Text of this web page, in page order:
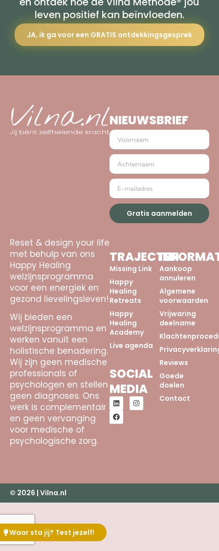
leven positief kan beïnvloeden.
JA, ik ga voor een GRATIS ontdekkingsgesprek
Waar sta jij? Test jezelf!
NIEUWSBRIEF
Gratis aanmelden
Reset & design your life
met behulp van ons
Happy Healing
welzijnsprogramma
voor een energiek en
gezond lievelingsleven!
Wij bieden een
welzijnsprogramma en
werken vanuit een
holistische benadering.
Wij zijn geen medische
professionals of
psychologen en stellen
geen diagnoses. Ons
werk is complementair
en geen vervanging
voor medische of
psychologische zorg.
TRAJECTEN
Missing Link
Happy
Healing
Retreats
Happy
Healing
Academy
Live agenda
SOCIAL
MEDIA
Aankoop
annuleren
Algemene
voorwaarden
Vrijwaring
deelname
Reviews
Goede
doelen
Contact
© 2026 | Vilna.nl